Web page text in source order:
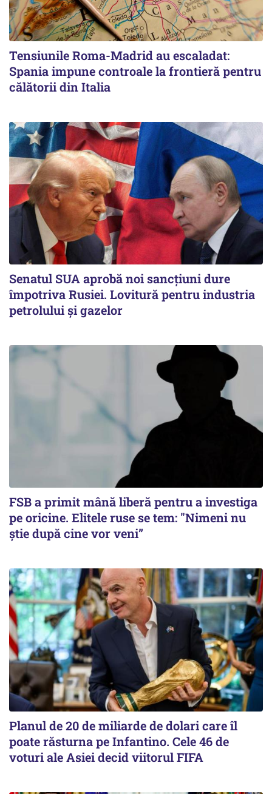
Tensiunile Roma-Madrid au escaladat:
Spania impune controale la frontieră pentru
călătorii din Italia
Senatul SUA aprobă noi sancțiuni dure
împotriva Rusiei. Lovitură pentru industria
petrolului și gazelor
FSB a primit mână liberă pentru a investiga
pe oricine. Elitele ruse se tem: "Nimeni nu
știe după cine vor veni”
Planul de 20 de miliarde de dolari care îl
poate răsturna pe Infantino. Cele 46 de
voturi ale Asiei decid viitorul FIFA